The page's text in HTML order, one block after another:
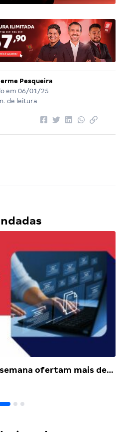
Pesqueira
em 06/01/25
de leitura
ofertam mais de…